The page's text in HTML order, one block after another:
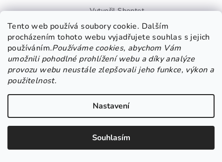
Tento web používá soubory cookie. Dalším
procházením tohoto webu vyjadřujete souhlas s jejich
používáním.Používáme cookies, abychom Vám
umožnili pohodlné prohlížení webu a díky analýze
provozu webu neustále zlepšovali jeho funkce, výkon a
použitelnost.
Nastavení
Souhlasím
Vytvořil Shoptet